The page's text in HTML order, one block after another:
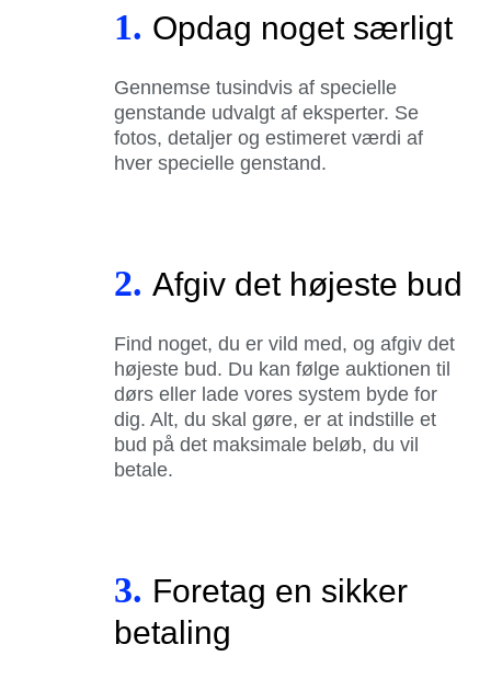
1. Opdag noget særligt
Gennemse tusindvis af specielle
genstande udvalgt af eksperter. Se
fotos, detaljer og estimeret værdi af
hver specielle genstand.
2. Afgiv det højeste bud
Find noget, du er vild med, og afgiv det
højeste bud. Du kan følge auktionen til
dørs eller lade vores system byde for
dig. Alt, du skal gøre, er at indstille et
bud på det maksimale beløb, du vil
betale.
3. Foretag en sikker
betaling